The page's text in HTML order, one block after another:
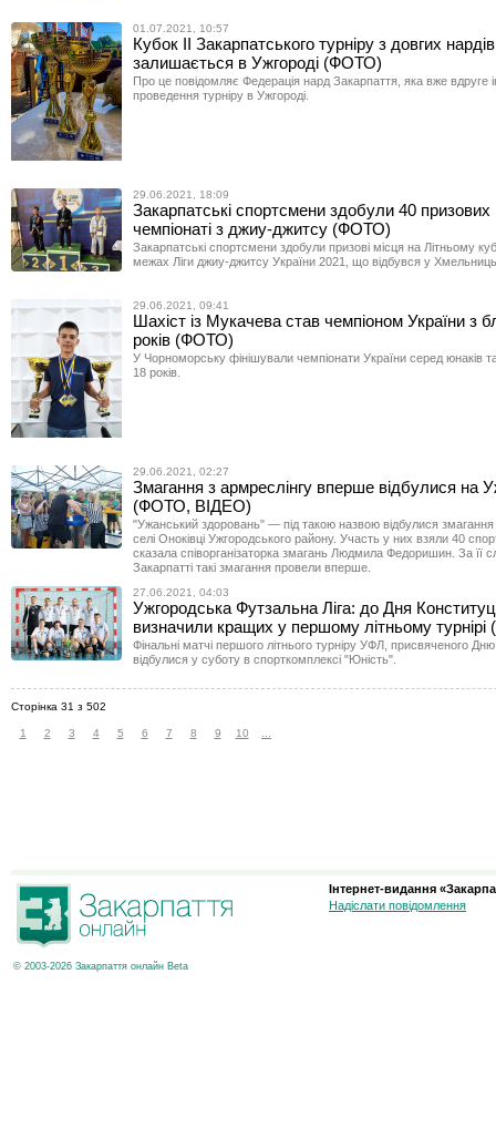
01.07.2021, 10:57
Кубок ІІ Закарпатського турніру з довгих
залишається в Ужгороді (ФОТО)
Про це повідомляє Федерація нард Закарпаття, яка вже вдруге
проведення турніру в Ужгороді.
29.06.2021, 18:09
Закарпатські спортсмени здобули 40 призових
чемпіонаті з джиу-джитсу (ФОТО)
Закарпатські спортсмени здобули призові місця на Літньому
межах Ліги джиу-джитсу України 2021, що відбувся у
29.06.2021, 09:41
Шахіст із Мукачева став чемпіоном України з
років (ФОТО)
У Чорноморську фінішували чемпіонати України серед юнаків
18 років.
29.06.2021, 02:27
Змагання з армреслінгу вперше відбулися на
(ФОТО, ВІДЕО)
"Ужанський здоровань" — під такою назвою відбулися змагання
селі Оноківці Ужгородського району. Участь у них взяли 40
сказала співорганізаторка змагань Людмила Федоришин. За її
Закарпатті такі змагання провели вперше.
27.06.2021, 04:03
Ужгородська Футзальна Ліга: до Дня
визначили кращих у першому літньому
Фінальні матчі першого літнього турніру УФЛ, присвяченого Дню
відбулися у суботу в спорткомплексі "Юність".
Сторінка 31 з 502
1 2 3 4 5 6 7 8 9 10
© 2003-2026 Закарпаття онлайн Beta
Інтернет-видання
Надіслати повідомлення